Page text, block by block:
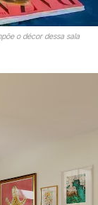
o décor dessa sala